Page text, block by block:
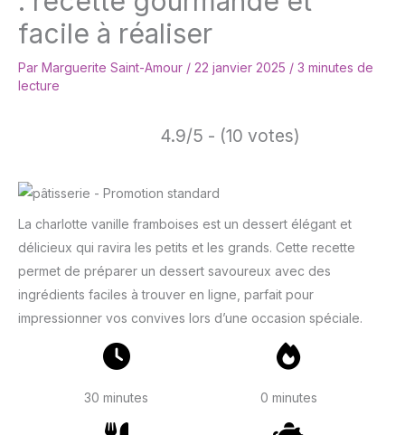
facile à réaliser
Par Marguerite Saint-Amour / 22 janvier 2025 / 3 minutes de
lecture
4.9/5 - (10 votes)
La charlotte vanille framboises est un dessert élégant et
délicieux qui ravira les petits et les grands. Cette recette
permet de préparer un dessert savoureux avec des
ingrédients faciles à trouver en ligne, parfait pour
impressionner vos convives lors d’une occasion spéciale.
30 minutes 0 minutes